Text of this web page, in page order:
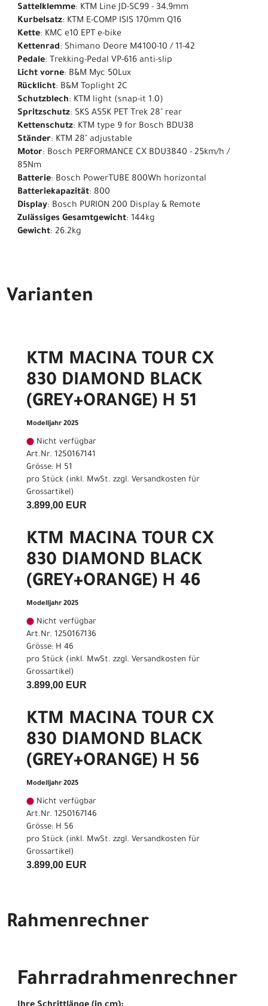
Sattelklemme: KTM Line JD-SC99 - 34,9mm
Kurbelsatz: KTM E-COMP ISIS 170mm Q16
Kette: KMC e10 EPT e-bike
Kettenrad: Shimano Deore M4100-10 / 11-42
Pedale: Trekking-Pedal VP-616 anti-slip
Licht vorne: B&M Myc 50Lux
Rücklicht: B&M Toplight 2C
Schutzblech: KTM light (snap-it 1.0)
Spritzschutz: SKS A55K PET Trek 28" rear
Kettenschutz: KTM type 9 for Bosch BDU38
Ständer: KTM 28" adjustable
Motor: Bosch PERFORMANCE CX BDU3840 - 25km/h /
85Nm
Batterie: Bosch PowerTUBE 800Wh horizontal
Batteriekapazität: 800
Display: Bosch PURION 200 Display & Remote
Zulässiges Gesamtgewicht: 144kg
Gewicht: 26.2kg
Varianten
KTM MACINA TOUR CX
830 DIAMOND BLACK
(GREY+ORANGE) H 51
Modelljahr 2025
Nicht verfügbar
Art.Nr. 1250167141
Grösse: H 51
pro Stück (inkl. MwSt. zzgl. Versandkosten für
Grossartikel)
3.899,00 EUR
KTM MACINA TOUR CX
830 DIAMOND BLACK
(GREY+ORANGE) H 46
Modelljahr 2025
Nicht verfügbar
Art.Nr. 1250167136
Grösse: H 46
pro Stück (inkl. MwSt. zzgl. Versandkosten für
Grossartikel)
3.899,00 EUR
KTM MACINA TOUR CX
830 DIAMOND BLACK
(GREY+ORANGE) H 56
Modelljahr 2025
Nicht verfügbar
Art.Nr. 1250167146
Grösse: H 56
pro Stück (inkl. MwSt. zzgl. Versandkosten für
Grossartikel)
3.899,00 EUR
Rahmenrechner
Fahrradrahmenrechner